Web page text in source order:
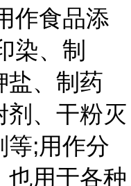
作食品添
染、制
盐、制药
剂、干粉灭
等;用作分
也用于各种